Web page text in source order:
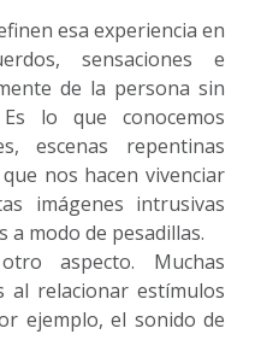
esa experiencia en
sensaciones e
de la persona sin
lo que conocemos
escenas repentinas
nos hacen vivenciar
imágenes intrusivas
a modo de pesadillas.
aspecto. Muchas
al relacionar estímulos
ejemplo, el sonido de